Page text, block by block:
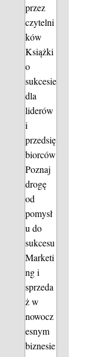
przez
czytelni
ków
Książki
o
sukcesie
dla
liderów
i
przedsię
biorców
Poznaj
drogę
od
pomysł
u do
sukcesu
Marketi
ng i
sprzeda
ż w
nowocz
esnym
biznesie